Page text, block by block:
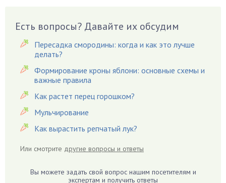
Вишня
Вредители
Гардения
Гацания
Гвоздики
Георгины
Герань
Гиацинт
Гиппеаструм
Есть вопросы? Давайте их обсудим
Пересадка смородины: когда и как это лучше
делать?
Формирование кроны яблони: основные схемы и
важные правила
Как растет перец горошком?
Мульчирование
Как вырастить репчатый лук?
Или смотрите другие вопросы и ответы
Вы можете задать свой вопрос нашим посетителям и
экспертам и получить ответы